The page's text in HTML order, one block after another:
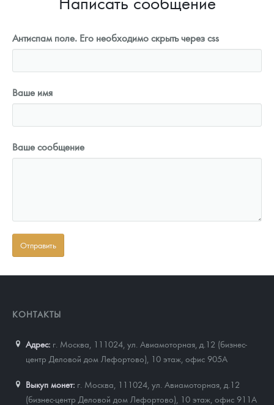
Антиспам поле. Его необходимо скрыть через css
Ваше имя
Ваше сообщение
КОНТАКТЫ
Адрес: г. Москва, 111024 ул. Авиамоторная, д.12 (бизнес-
центр Деловой дом Лефортово), 10 этаж, офис 905А
Выкуп монет: г. Москва, 111024, ул. Авиамоторная, д.12
(бизнес-центр Деловой дом Лефортово), 10 этаж, офис 911А